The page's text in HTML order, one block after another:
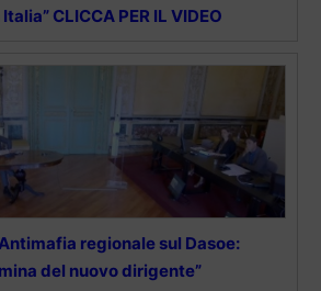
CLICCA PER IL VIDEO
regionale sul Dasoe:
del nuovo dirigente”